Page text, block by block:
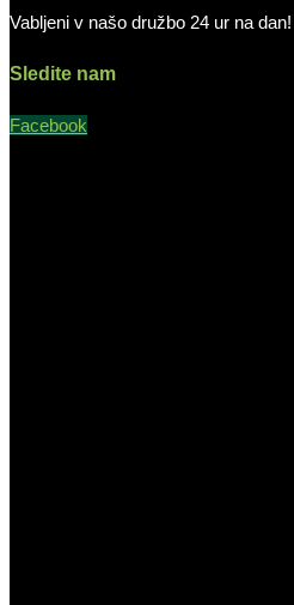
Vabljeni v našo družbo 24 ur na dan!
Sledite nam
Facebook